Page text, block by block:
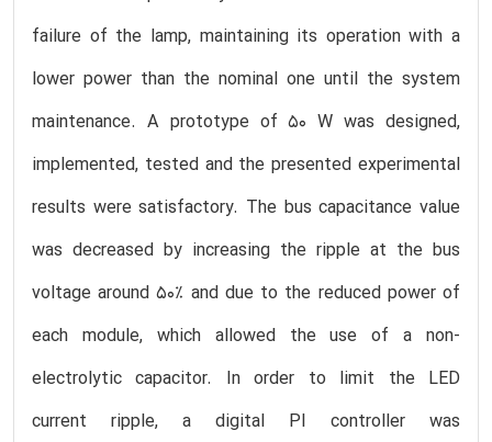
failure of the lamp, maintaining its operation with a
lower power than the nominal one until the system
maintenance. A prototype of 50 W was designed,
implemented, tested and the presented experimental
results were satisfactory. The bus capacitance value
was decreased by increasing the ripple at the bus
voltage around 50% and due to the reduced power of
each module, which allowed the use of a non-
electrolytic capacitor. In order to limit the LED
current ripple, a digital PI controller was